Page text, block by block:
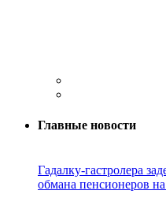
Главные новости
Гадалку-гастролера
обмана пенсионеров